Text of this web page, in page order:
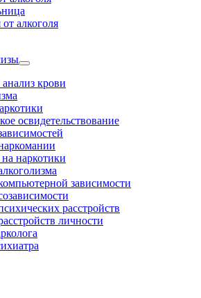
алкоголя
крови
освидетельствование
наркотики
зависимости
расстройств
личности